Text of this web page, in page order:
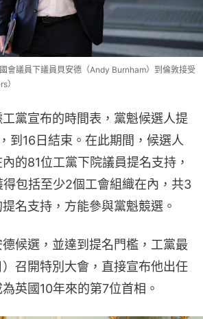
會議員下議員貝安德（Andy Burnham）到倫敦接受
）
黨宣布的時間表，黨魁候選人提
到16日結束。在此期間，候選人
的81位工黨下院議員提名支持，
得包括至少2個工會組織在內，共3
名支持，方能參與黨魁競選。
候選，並達到提名門檻，工黨最
召開特別大會，直接宣布他出任
英國10年來的第7位首相。